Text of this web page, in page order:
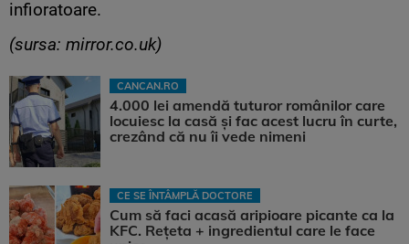
infioratoare.
(sursa: mirror.co.uk)
CANCAN.RO
4.000 lei amendă tuturor românilor care
locuiesc la casă și fac acest lucru în curte,
crezând că nu îi vede nimeni
CE SE ÎNTÂMPLĂ DOCTORE
Cum să faci acasă aripioare picante ca la
KFC. Rețeta + ingredientul care le face